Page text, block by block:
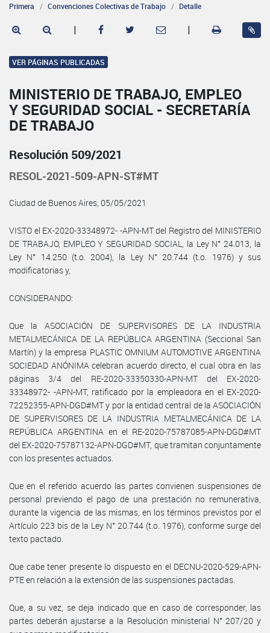
Primera Convenciones Colectivas de Trabajo Detalle
| |
VER PÁGINAS PUBLICADAS
MINISTERIO DE TRABAJO, EMPLEO
Y SEGURIDAD SOCIAL - SECRETARÍA
DE TRABAJO
Resolución 509/2021
RESOL-2021-509-APN-ST#MT
Ciudad de Buenos Aires, 05/05/2021
VISTO el EX-2020-33348972- -APN-MT del Registro del MINISTERIO
DE TRABAJO, EMPLEO Y SEGURIDAD SOCIAL, la Ley N° 24.013, la
Ley N° 14.250 (t.o. 2004), la Ley N° 20.744 (t.o. 1976) y sus
modificatorias y,
CONSIDERANDO:
Que la ASOCIACIÓN DE SUPERVISORES DE LA INDUSTRIA
METALMECÁNICA DE LA REPÚBLICA ARGENTINA (Seccional San
Martín) y la empresa PLASTIC OMNIUM AUTOMOTIVE ARGENTINA
SOCIEDAD ANÓNIMA celebran acuerdo directo, el cual obra en las
páginas 3/4 del RE-2020-33350330-APN-MT del EX-2020-
33348972- -APN-MT, ratificado por la empleadora en el EX-2020-
72252355-APN-DGD#MT y por la entidad central de la ASOCIACIÓN
DE SUPERVISORES DE LA INDUSTRIA METALMECÁNICA DE LA
REPÚBLICA ARGENTINA en el RE-2020-75787085-APN-DGD#MT
del EX-2020-75787132-APN-DGD#MT, que tramitan conjuntamente
con los presentes actuados.
Que en el referido acuerdo las partes convienen suspensiones de
personal previendo el pago de una prestación no remunerativa,
durante la vigencia de las mismas, en los términos previstos por el
Artículo 223 bis de la Ley N° 20.744 (t.o. 1976), conforme surge del
texto pactado.
Que cabe tener presente lo dispuesto en el DECNU-2020-529-APN-
PTE en relación a la extensión de las suspensiones pactadas.
Que, a su vez, se deja indicado que en caso de corresponder, las
partes deberán ajustarse a la Resolución ministerial N° 207/20 y